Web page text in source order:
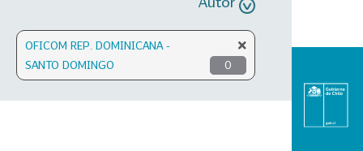
OFICOM REP. DOMINICANA -
SANTO DOMINGO
0